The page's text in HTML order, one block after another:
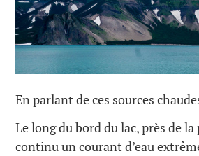
En parlant de ces sources
Le long du bord du lac, près de la
continu un courant d’eau